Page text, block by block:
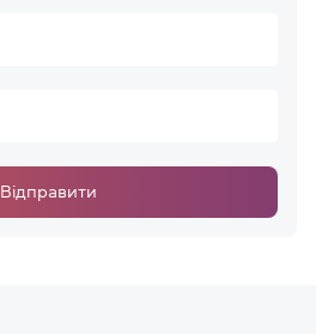
Відправити